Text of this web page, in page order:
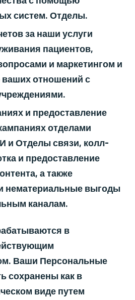
систем. Отделы.
за наши услуги
пациентов,
и маркетингом и
отношений с
и предоставление
отделами
и Отделы связи, колл-
и предоставление
а также
нематериальные выгоды
каналам.
в
Ваши Персональные
сохранены как в
виде путем